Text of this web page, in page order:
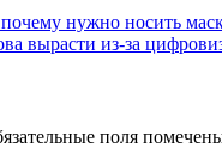
нужно носить
вырасти из-за
поля